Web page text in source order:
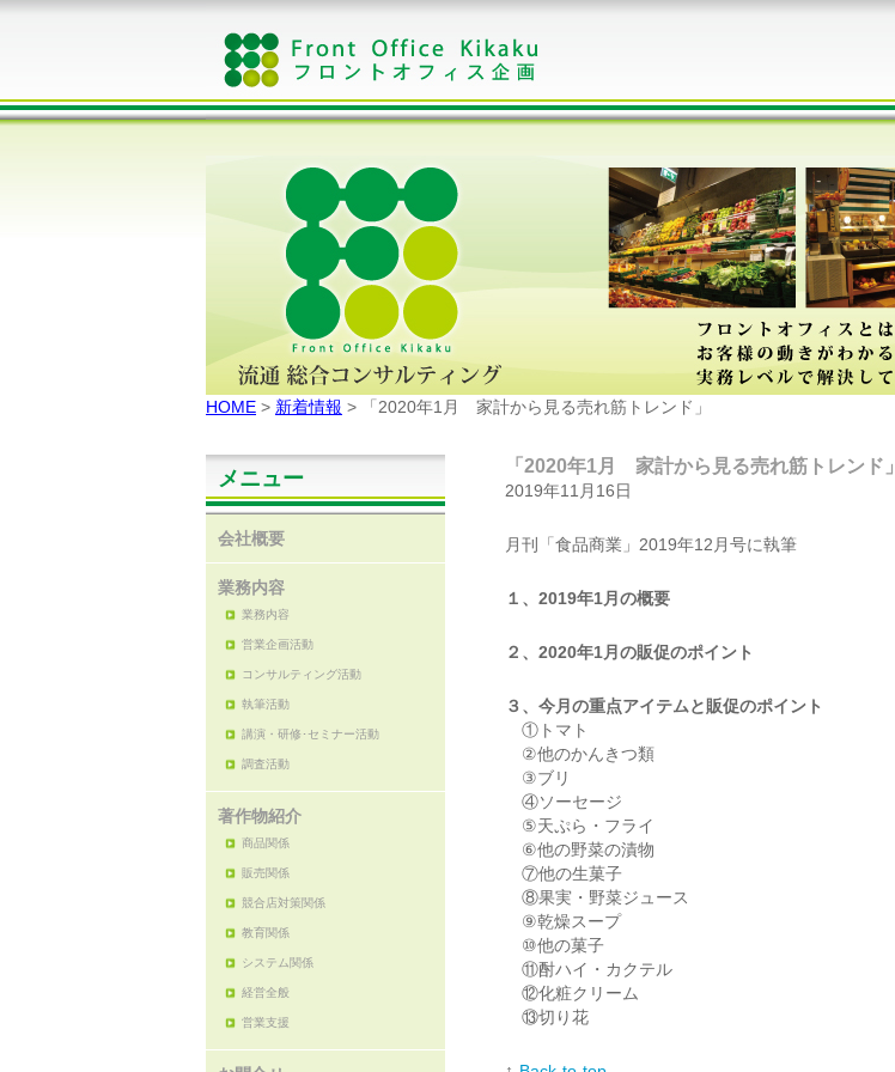
HOME > 新着情報 > 「2020年1月 家計から見る売れ筋トレンド」
メニュー
会社概要
業務内容
業務内容
営業企画活動
コンサルティング活動
執筆活動
講演・研修･セミナー活動
調査活動
著作物紹介
商品関係
販売関係
競合店対策関係
教育関係
システム関係
経営全般
営業支援
「2020年1月 家計から見る売れ筋トレンド」
2019年11月16日
月刊「食品商業」2019年12月号に執筆
１、2019年1月の概要
２、2020年1月の販促のポイント
３、今月の重点アイテムと販促のポイント
①トマト
②他のかんきつ類
③ブリ
④ソーセージ
⑤天ぷら・フライ
⑥他の野菜の漬物
⑦他の生菓子
⑧果実・野菜ジュース
⑨乾燥スープ
⑩他の菓子
⑪酎ハイ・カクテル
⑫化粧クリーム
⑬切り花